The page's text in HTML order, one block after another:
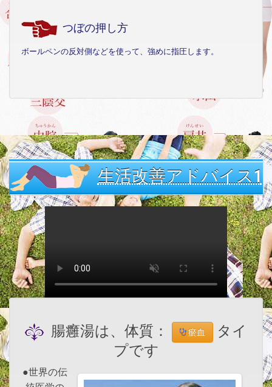
つぼの押し方
ボールペンの反対側などを使って、強めに指圧します。
生活改善アドバイス1
腸癰湯は、体質： 瘀血
タイ
プです
●世界の伝